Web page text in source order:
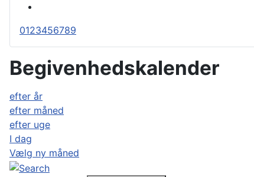
0123456789
Begivenhedskalender
efter år
efter måned
efter uge
I dag
Vælg ny måned